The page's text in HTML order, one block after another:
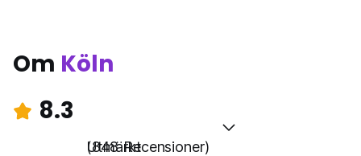
Om Köln
8.3
Utmärkt
(848 Recensioner)